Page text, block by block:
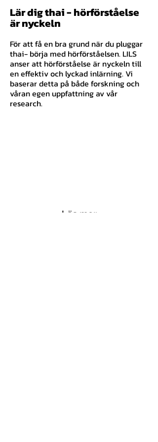
Lär dig thai - hörförståelse
är nyckeln
För att få en bra grund när du pluggar
thai- börja med hörförståelsen. LILS
anser att hörförståelse är nyckeln till
en effektiv och lyckad inlärning. Vi
baserar detta på både forskning och
våran egen uppfattning av vår
research.
Läs mer